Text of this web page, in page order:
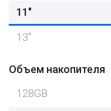
11″
13"
Объем накопителя
128GB